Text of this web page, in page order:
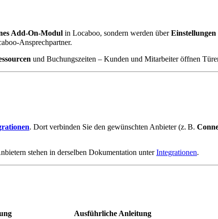
Add-On-Modul in Locaboo, sondern werden über
Ansprechpartner.
und Buchungszeiten – Kunden und Mitarbeiter öffnen
. Dort verbinden Sie den gewünschten Anbieter (z. B.
stehen in derselben Dokumentation unterIntegrationen.
Ausführliche Anleitung